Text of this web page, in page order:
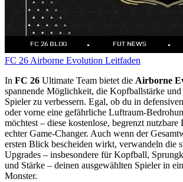
FC 26 Airborne Evolution Leitfaden
In FC 26 Ultimate Team bietet die Airborne
spannende Möglichkeit, die Kopfballstärke
Spieler zu verbessern. Egal, ob du in
oder vorne eine gefährliche Luftraum-
möchtest – diese kostenlose, begrenzt
echter Game-Changer. Auch wenn der
ersten Blick bescheiden wirkt, verwandeln die
Upgrades – insbesondere für Kopfball,
und Stärke – deinen ausgewählten Spieler in
Monster.